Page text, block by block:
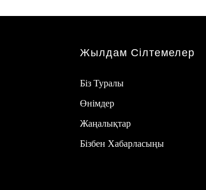
Жылдам Сілтемелер
Біз Туралы
Өнімдер
Жаңалықтар
Бізбен Хабарласыңы